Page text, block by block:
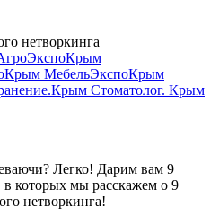
нетворкинга
МебельЭкспоКрым
Стоматолог. Крым
Легко! Дарим вам 9
которых мы расскажем о 9
нетворкинга!